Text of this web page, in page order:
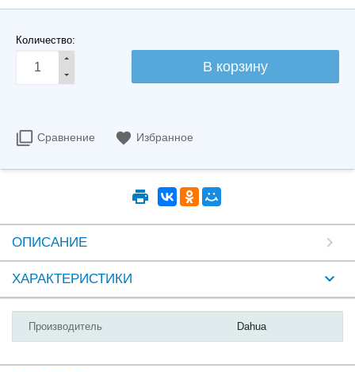
Количество:
Сравнение Избранное
ОПИСАНИЕ
ХАРАКТЕРИСТИКИ
Производитель Dahua